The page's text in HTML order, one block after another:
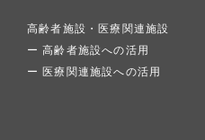
高齢者施設・医療関連施設
高齢者施設への活用
医療関連施設への活用